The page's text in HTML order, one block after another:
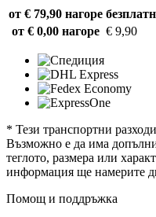
от € 79,90 нагоре
от € 0,00 нагоре € 9,90
* Тези транспортни
Възможно е да има
теглото, размера или
информация ще намерите
Помощ и поддръжка